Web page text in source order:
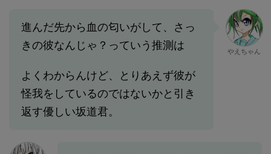
進んだ先から血の匂いがして、さっ
きの彼なんじゃ？っていう推測は
よくわからんけど、とりあえず彼が
怪我をしているのではないかと引き
返す優しい坂道君。
やえちゃん